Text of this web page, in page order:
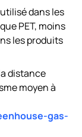
dans les
PET, moins
les produits
distance
moyen à
gas-